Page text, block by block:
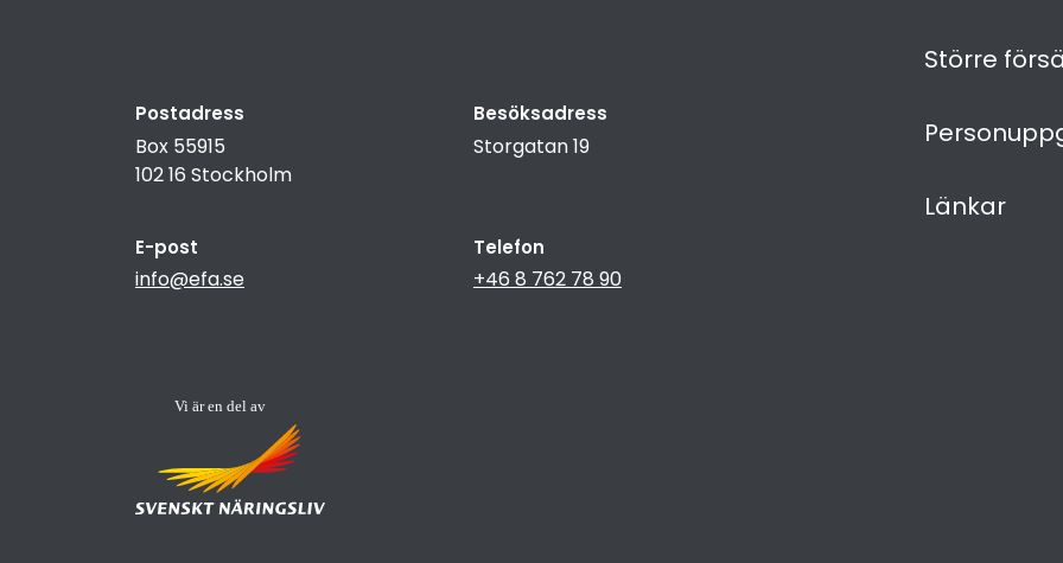
Postadress
Box 55915
102 16 Stockholm
Besöksadress
Storgatan 19
E-post
info@efa.se
Telefon
+46 8 762 78 90
Större
Länkar